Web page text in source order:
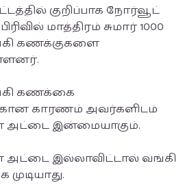
குறிப்பாக நோர்வூட்
மாத்திரம் சுமார் 1000
கணக்குகளை
கணக்கை
காரணம் அவர்களிடம்
அட்டை இன்மையாகும்.
அட்டை இல்லாவிட்டால் வங்கி